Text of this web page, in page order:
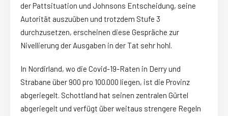
der Pattsituation und Johnsons Entscheidung, seine
Autorität auszuüben und trotzdem Stufe 3
durchzusetzen, erscheinen diese Gespräche zur
Nivellierung der Ausgaben in der Tat sehr hohl.
In Nordirland, wo die Covid-19-Raten in Derry und
Strabane über 900 pro 100.000 liegen, ist die Provinz
abgeriegelt. Schottland hat seinen zentralen Gürtel
abgeriegelt und verfügt über weitaus strengere Regeln